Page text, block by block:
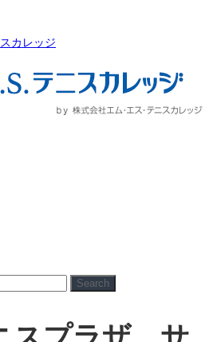
Search